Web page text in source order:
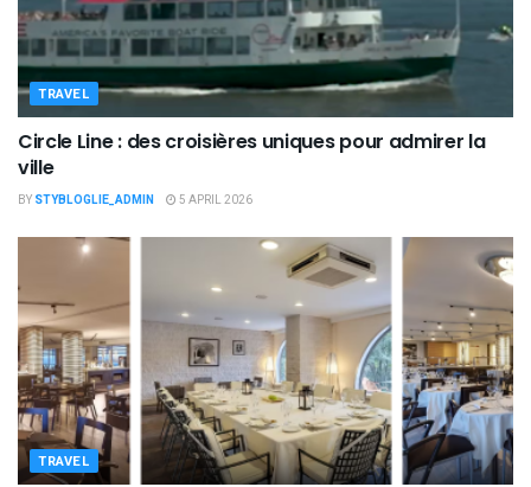
TRAVEL
Circle Line : des croisières uniques pour admirer la
ville
BY STYBLOGLIE_ADMIN 5 APRIL 2026
TRAVEL